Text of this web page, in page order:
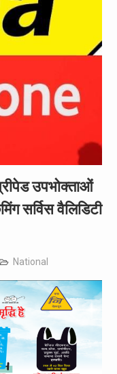
उपभोक्ताओं
सर्विस वैलिडिटी
National